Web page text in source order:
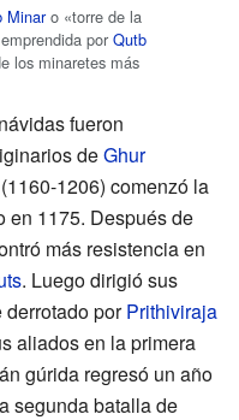
Minaro «torre de la
por Qutb
los minaretes más
fueron
deGhur
1206) comenzó la
en 1175. Después de
más resistencia en
. Luego dirigió sus
derrotado porPrithiviraja
aliados en la primera
gúrida regresó un año
segunda batalla de